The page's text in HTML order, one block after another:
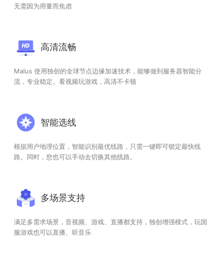
无需因为用量而焦虑
高清流畅
Malus 使用独创的全球节点边缘加速技术，能够做到服务器智能分
流，专业稳定。看视频玩游戏，高清不卡顿
智能选线
根据用户地理位置，智能识别最优线路，只需一键即可锁定最快线
路。同时，您也可以手动去切换其他线路。
多场景支持
满足多需求场景，音视频、游戏、直播都支持，独创增强模式，玩国
服游戏也可以直播、听音乐